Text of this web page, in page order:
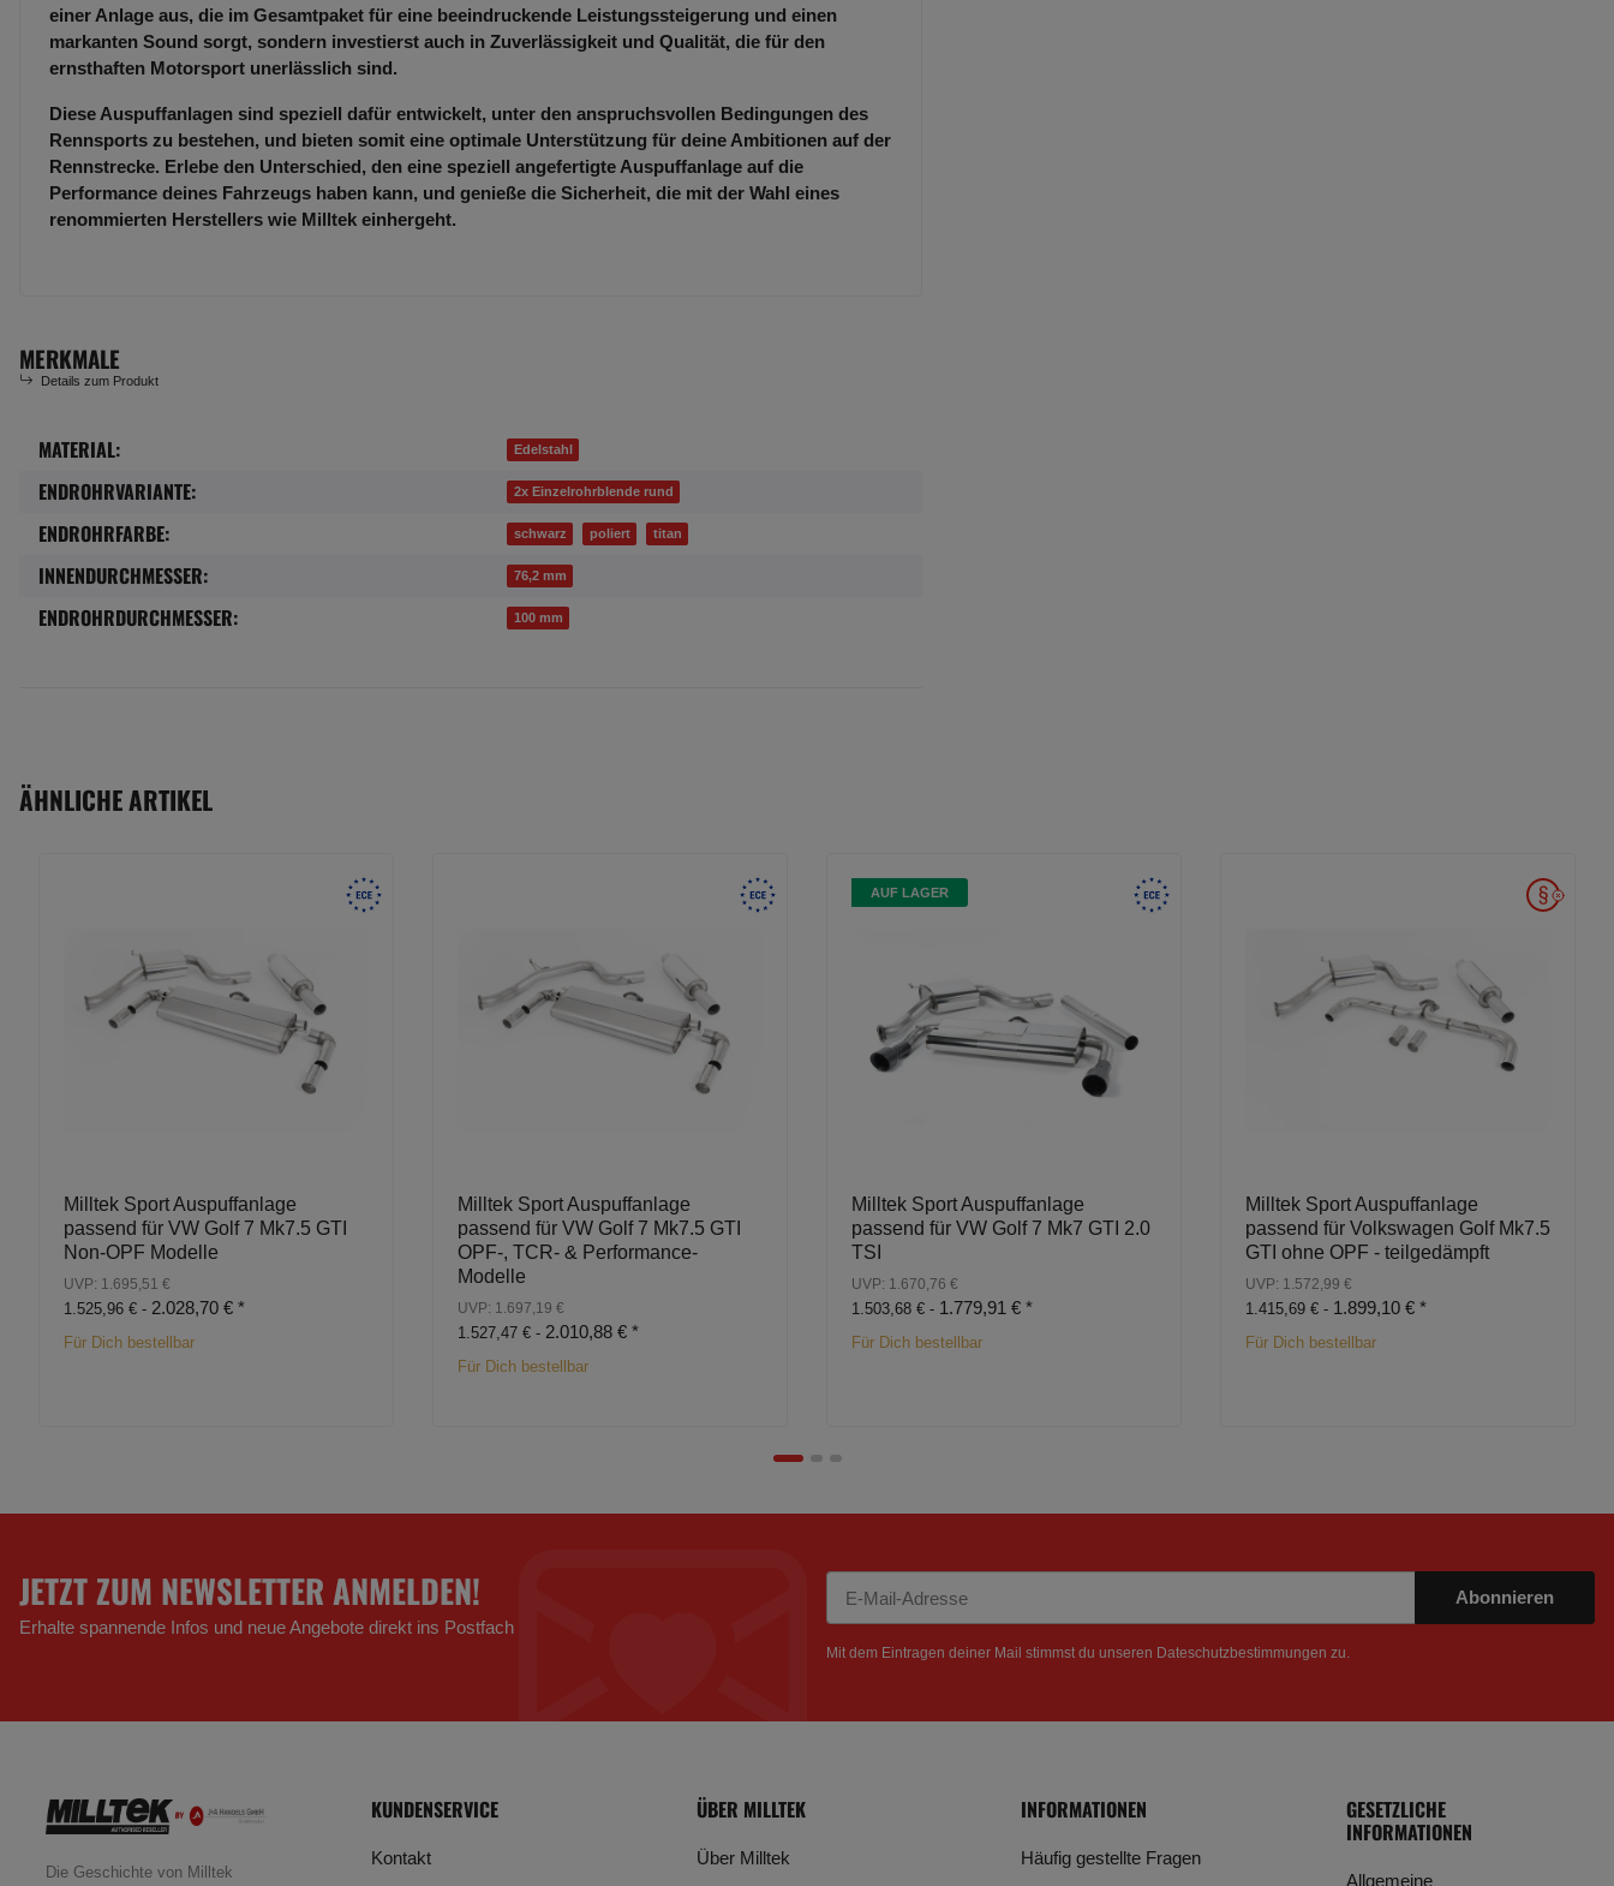
einer Anlage aus, die im Gesamtpaket für eine beeindruckende Leistungssteigerung und einen
markanten Sound sorgt, sondern investierst auch in Zuverlässigkeit und Qualität, die für den
ernsthaften Motorsport unerlässlich sind.
Diese Auspuffanlagen sind speziell dafür entwickelt, unter den anspruchsvollen Bedingungen des
Rennsports zu bestehen, und bieten somit eine optimale Unterstützung für deine Ambitionen auf der
Rennstrecke. Erlebe den Unterschied, den eine speziell angefertigte Auspuffanlage auf die
Performance deines Fahrzeugs haben kann, und genieße die Sicherheit, die mit der Wahl eines
renommierten Herstellers wie Milltek einhergeht.
MERKMALE
Details zum Produkt
Produkteigenschaft
Wert
MATERIAL: Edelstahl
ENDROHRVARIANTE: 2x Einzelrohrblende rund
ENDROHRFARBE: schwarz poliert titan
INNENDURCHMESSER: 76,2 mm
ENDROHRDURCHMESSER: 100 mm
ÄHNLICHE ARTIKEL
Milltek Sport Auspuffanlage
passend für VW Golf 7 Mk7.5 GTI
Non-OPF Modelle
UVP: 1.695,51 €
1.525,96 € - 2.028,70 € *
Für Dich bestellbar
Milltek Sport Auspuffanlage
passend für VW Golf 7 Mk7.5 GTI
OPF-, TCR- & Performance-
Modelle
UVP: 1.697,19 €
1.527,47 € - 2.010,88 € *
Für Dich bestellbar
AUF LAGER
Milltek Sport Auspuffanlage
passend für VW Golf 7 Mk7 GTI 2.0
TSI
UVP: 1.670,76 €
1.503,68 € - 1.779,91 € *
Für Dich bestellbar
Milltek Sport Auspuffanlage
passend für Volkswagen Golf Mk7.5
GTI ohne OPF - teilgedämpft
UVP: 1.572,99 €
1.415,69 € - 1.899,10 € *
Für Dich bestellbar
JETZT ZUM NEWSLETTER ANMELDEN!
Erhalte spannende Infos und neue Angebote direkt ins Postfach
Abonnieren
Mit dem Eintragen deiner Mail stimmst du unseren Dateschutzbestimmungen zu.
Die Geschichte von Milltek
KUNDENSERVICE
Kontakt
ÜBER MILLTEK
Über Milltek
INFORMATIONEN
Häufig gestellte Fragen
GESETZLICHE
INFORMATIONEN
Allgemeine